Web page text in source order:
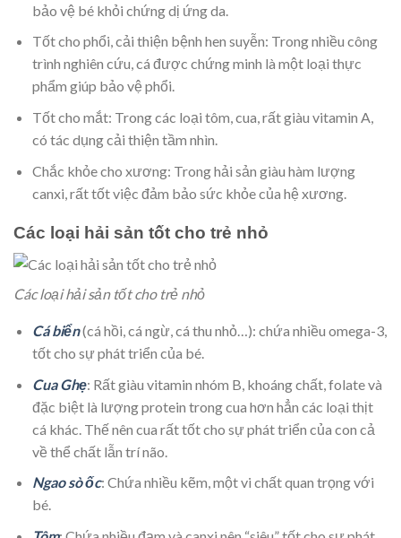
bảo vệ bé khỏi chứng dị ứng da.
Tốt cho phổi, cải thiện bệnh hen suyễn: Trong nhiều công
trình nghiên cứu, cá được chứng minh là một loại thực
phẩm giúp bảo vệ phổi.
Tốt cho mắt: Trong các loại tôm, cua, rất giàu vitamin A,
có tác dụng cải thiện tầm nhìn.
Chắc khỏe cho xương: Trong hải sản giàu hàm lượng
canxi, rất tốt việc đảm bảo sức khỏe của hệ xương.
Các loại hải sản tốt cho trẻ nhỏ
Các loại hải sản tốt cho trẻ nhỏ
Cá biển(cá hồi, cá ngừ, cá thu nhỏ…): chứa nhiều omega-3,
tốt cho sự phát triển của bé.
Cua Ghẹ: Rất giàu vitamin nhóm B, khoáng chất, folate và
đặc biệt là lượng protein trong cua hơn hẳn các loại thịt
cá khác. Thế nên cua rất tốt cho sự phát triển của con cả
về thể chất lẫn trí não.
Ngao sò ốc: Chứa nhiều kẽm, một vi chất quan trọng với
bé.